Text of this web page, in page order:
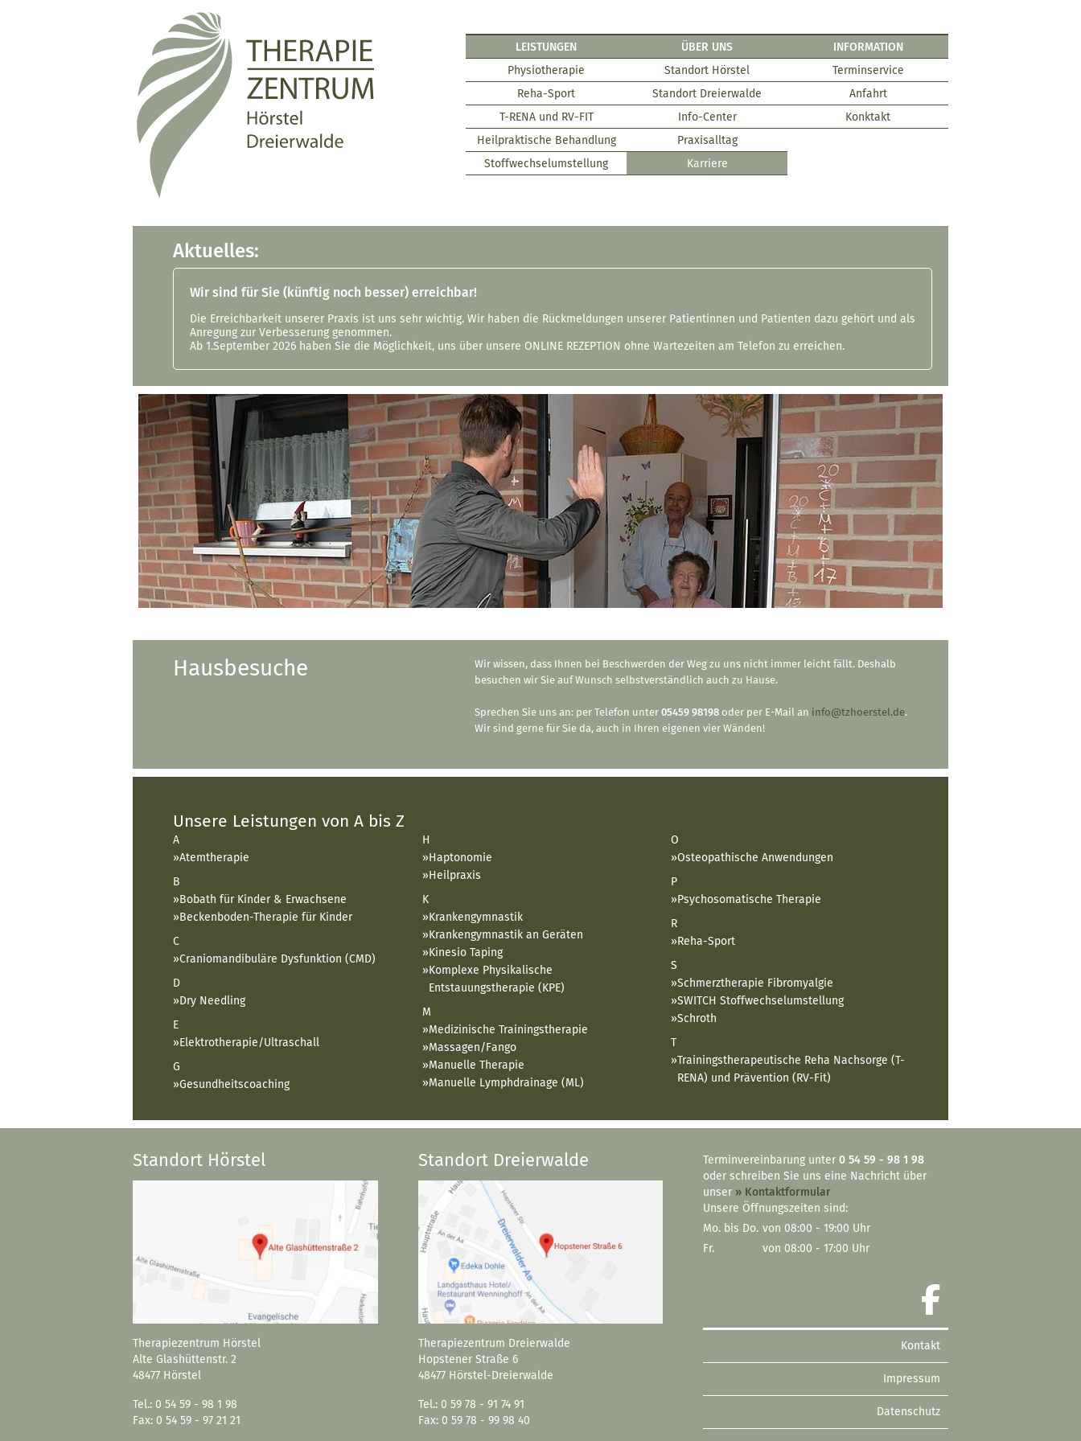
LEISTUNGEN
Physiotherapie
Reha-Sport
T-RENA und RV-FIT
Heilpraktische Behandlung
Stoffwechselumstellung
ÜBER UNS
Standort Hörstel
Standort Dreierwalde
Info-Center
Praxisalltag
Karriere
INFORMATION
Terminservice
Anfahrt
Konktakt
Aktuelles:
Wir sind für Sie (künftig noch besser) erreichbar!
Die Erreichbarkeit unserer Praxis ist uns sehr wichtig. Wir haben die Rückmeldungen unserer Patientinnen und Patienten dazu gehört und als
Anregung zur Verbesserung genommen.
Ab 1.September 2026 haben Sie die Möglichkeit, uns über unsere ONLINE REZEPTION ohne Wartezeiten am Telefon zu erreichen.
Hausbesuche
Wir wissen, dass Ihnen bei Beschwerden der Weg zu uns nicht immer leicht fällt. Deshalb
besuchen wir Sie auf Wunsch selbstverständlich auch zu Hause.
Sprechen Sie uns an: per Telefon unter 05459 98198 oder per E-Mail an info@tzhoerstel.de.
Wir sind gerne für Sie da, auch in Ihren eigenen vier Wänden!
Unsere Leistungen von A bis Z
A
Atemtherapie
B
Bobath für Kinder & Erwachsene
Beckenboden-Therapie für Kinder
C
Craniomandibuläre Dysfunktion (CMD)
D
Dry Needling
E
Elektrotherapie/Ultraschall
G
Gesundheitscoaching
H
Haptonomie
Heilpraxis
K
Krankengymnastik
Krankengymnastik an Geräten
Kinesio Taping
Komplexe Physikalische
Entstauungstherapie (KPE)
M
Medizinische Trainingstherapie
Massagen/Fango
Manuelle Therapie
Manuelle Lymphdrainage (ML)
O
Osteopathische Anwendungen
P
Psychosomatische Therapie
R
Reha-Sport
S
Schmerztherapie Fibromyalgie
SWITCH Stoffwechselumstellung
Schroth
T
Trainingstherapeutische Reha Nachsorge (T-
RENA) und Prävention (RV-Fit)
Standort Hörstel
Therapiezentrum Hörstel
Alte Glashüttenstr. 2
48477 Hörstel
Tel.: 0 54 59 - 98 1 98
Fax: 0 54 59 - 97 21 21
Standort Dreierwalde
Therapiezentrum Dreierwalde
Hopstener Straße 6
48477 Hörstel-Dreierwalde
Tel.: 0 59 78 - 91 74 91
Fax: 0 59 78 - 99 98 40
Terminvereinbarung unter0 54 59 - 98 1 98
oder schreiben Sie uns eine Nachricht über
unser » Kontaktformular
Unsere Öffnungszeiten sind:
Mo. bis Do. von 08:00 - 19:00 Uhr
Fr.
von 08:00 - 17:00 Uhr
Kontakt
Impressum
Datenschutz